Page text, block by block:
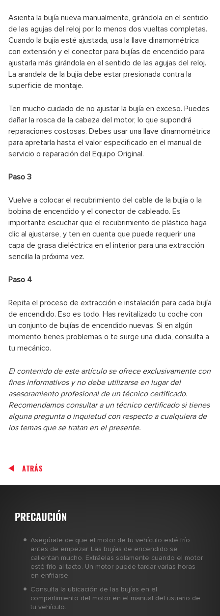
Asienta la bujía nueva manualmente, girándola en el sentido
de las agujas del reloj por lo menos dos vueltas completas.
Cuando la bujía esté ajustada, usa la llave dinamométrica
con extensión y el conector para bujías de encendido para
ajustarla más girándola en el sentido de las agujas del reloj.
La arandela de la bujía debe estar presionada contra la
superficie de montaje.
Ten mucho cuidado de no ajustar la bujía en exceso. Puedes
dañar la rosca de la cabeza del motor, lo que supondrá
reparaciones costosas. Debes usar una llave dinamométrica
para apretarla hasta el valor especificado en el manual de
servicio o reparación del Equipo Original.
Paso 3
Vuelve a colocar el recubrimiento del cable de la bujía o la
bobina de encendido y el conector de cableado. Es
importante escuchar que el recubrimiento de plástico haga
clic al ajustarse, y ten en cuenta que puede requerir una
capa de grasa dieléctrica en el interior para una extracción
sencilla la próxima vez.
Paso 4
Repita el proceso de extracción e instalación para cada bujía
de encendido. Eso es todo. Has revitalizado tu coche con
un conjunto de bujías de encendido nuevas. Si en algún
momento tienes problemas o te surge una duda, consulta a
tu mecánico.
El contenido de este artículo se ofrece exclusivamente con
fines informativos y no debe utilizarse en lugar del
asesoramiento profesional de un técnico certificado.
Recomendamos consultar a un técnico certificado si tienes
alguna pregunta o inquietud con respecto a cualquiera de
los temas que se tratan en el presente.
ATRÁS
PRECAUCIÓN
Asegúrate de que el motor de tu vehículo esté frío
antes de empezar. Las bujías de encendido se
calientan mucho. Extráelas solamente cuando el motor
esté frío al tacto. Un motor puede tardar varias horas
en enfriarse.
Consulta la ubicación de las bujías en el
compartimiento del motor en el manual del usuario de
tu vehículo.